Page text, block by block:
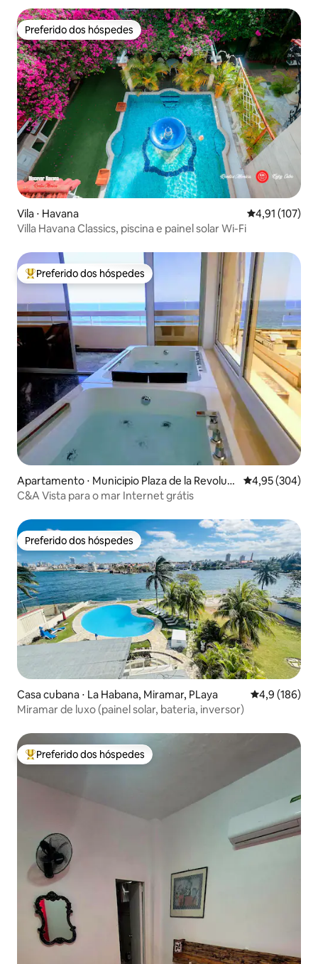
Preferido dos hóspedes
Preferido dos hóspedes
Vila ⋅ Havana 4,91 de uma
4,91 (107)
Villa Havana Classics, piscina e painel solar Wi-Fi
Entre os melhores preferidos dos hóspedes
Preferido dos hóspedes
Apartamento ⋅ Municipio Plaza de la Revoluci
ón, reparto Vedado
4,95 de uma
4,95 (304)
C&A Vista para o mar Internet grátis
Preferido dos hóspedes
Preferido dos hóspedes
Casa cubana ⋅ La Habana, Miramar, PLaya 4,9 de uma
4,9 (186)
Miramar de luxo (painel solar, bateria, inversor)
Entre os melhores preferidos dos hóspedes
Preferido dos hóspedes